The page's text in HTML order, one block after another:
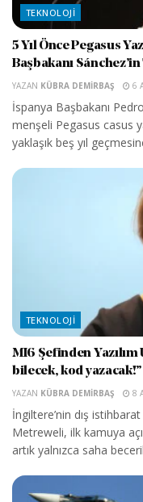
TEKNOLOJI
5 Yıl Önce Pegasus
Başbakanı
YAZAN KÜBRA DEMIRBAŞ 6
İspanya Başbakanı
menşeli Pegasus casus
yaklaşık beş yıl
TEKNOLOJI
MI6 Şefinden Yazılım
bilecek, kod yazacak!”
YAZAN KÜBRA DEMIRBAŞ 8
İngiltere’nin dış
Metreweli, ilk kamuya
artık yalnızca saha